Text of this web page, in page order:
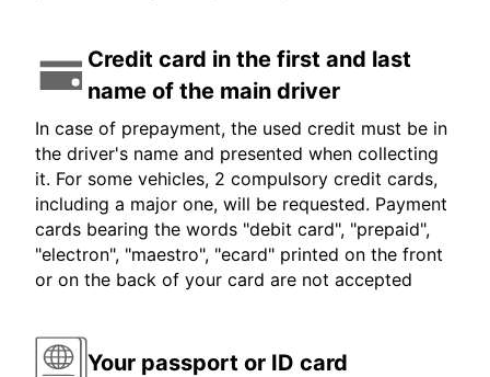
Credit card in the first and last
name of the main driver
In case of prepayment, the used credit must be in
the driver's name and presented when collecting
it. For some vehicles, 2 compulsory credit cards,
including a major one, will be requested. Payment
cards bearing the words "debit card", "prepaid",
"electron", "maestro", "ecard" printed on the front
or on the back of your card are not accepted
Your passport or ID card